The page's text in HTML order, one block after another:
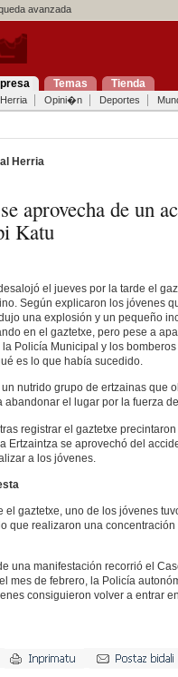
avanzada
Temas Tienda
Opini�n Deportes
Herria
aprovecha de un
Katu
el jueves por la tarde el
Según explicaron los jóvenes
una explosión y un pequeño
en el gaztetxe, pero pese a
Policía Municipal y los
es lo que había sucedido.
nutrido grupo de ertzainas que
abandonar el lugar por la fuerza
registrar el gaztetxe
Ertzaintza se aprovechó del
a los jóvenes.
el gaztetxe, uno de los jóvenes
que realizaron una
una manifestación recorrió el
mes de febrero, la Policía
consiguieron volver a entrar